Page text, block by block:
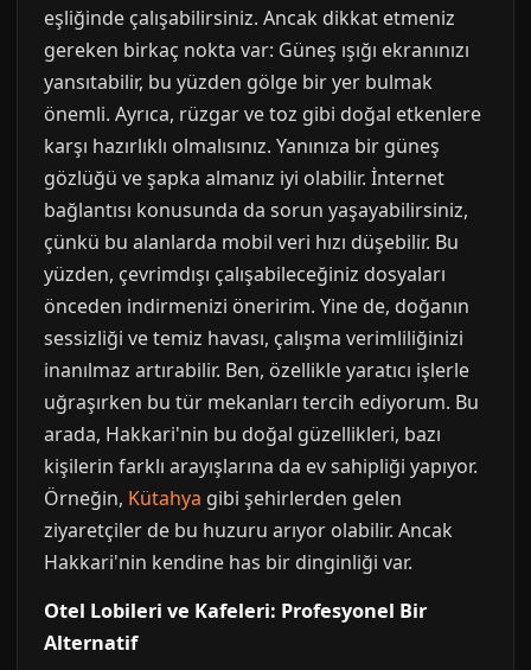
eşliğinde çalışabilirsiniz. Ancak dikkat etmeniz
gereken birkaç nokta var: Güneş ışığı ekranınızı
yansıtabilir, bu yüzden gölge bir yer bulmak
önemli. Ayrıca, rüzgar ve toz gibi doğal etkenlere
karşı hazırlıklı olmalısınız. Yanınıza bir güneş
gözlüğü ve şapka almanız iyi olabilir. İnternet
bağlantısı konusunda da sorun yaşayabilirsiniz,
çünkü bu alanlarda mobil veri hızı düşebilir. Bu
yüzden, çevrimdışı çalışabileceğiniz dosyaları
önceden indirmenizi öneririm. Yine de, doğanın
sessizliği ve temiz havası, çalışma verimliliğinizi
inanılmaz artırabilir. Ben, özellikle yaratıcı işlerle
uğraşırken bu tür mekanları tercih ediyorum. Bu
arada, Hakkari'nin bu doğal güzellikleri, bazı
kişilerin farklı arayışlarına da ev sahipliği yapıyor.
Örneğin, Kütahya gibi şehirlerden gelen
ziyaretçiler de bu huzuru arıyor olabilir. Ancak
Hakkari'nin kendine has bir dinginliği var.
Otel Lobileri ve Kafeleri: Profesyonel Bir
Alternatif